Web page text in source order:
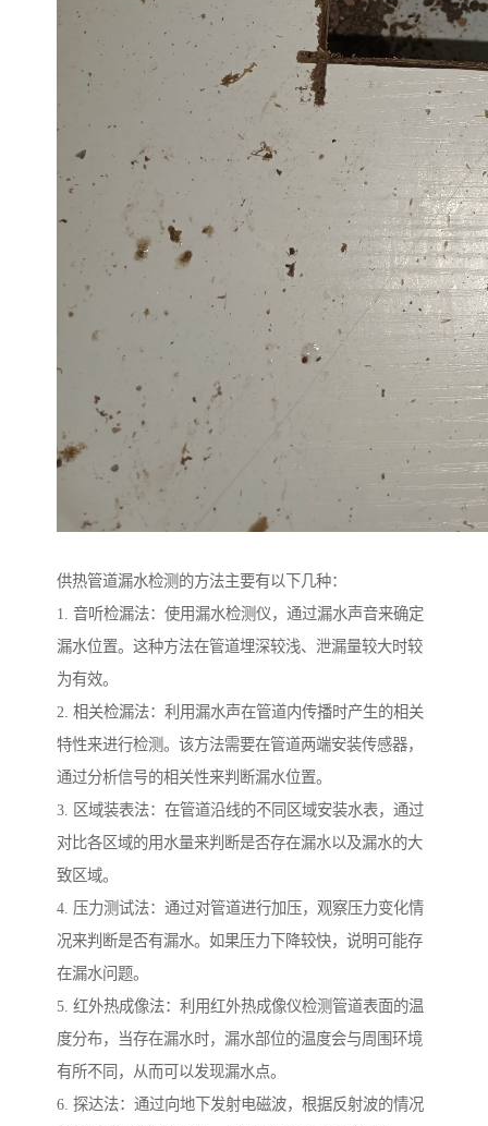
供热管道漏水检测的方法主要有以下几种：
1. 音听检漏法：使用漏水检测仪，通过漏水声音来确定
漏水位置。这种方法在管道埋深较浅、泄漏量较大时较
为有效。
2. 相关检漏法：利用漏水声在管道内传播时产生的相关
特性来进行检测。该方法需要在管道两端安装传感器，
通过分析信号的相关性来判断漏水位置。
3. 区域装表法：在管道沿线的不同区域安装水表，通过
对比各区域的用水量来判断是否存在漏水以及漏水的大
致区域。
4. 压力测试法：通过对管道进行加压，观察压力变化情
况来判断是否有漏水。如果压力下降较快，说明可能存
在漏水问题。
5. 红外热成像法：利用红外热成像仪检测管道表面的温
度分布，当存在漏水时，漏水部位的温度会与周围环境
有所不同，从而可以发现漏水点。
6. 探达法：通过向地下发射电磁波，根据反射波的情况